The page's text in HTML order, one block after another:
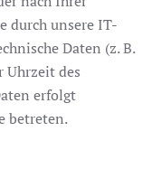
durch unsere IT-
Daten (z. B.
Uhrzeit des
erfolgt
betreten.